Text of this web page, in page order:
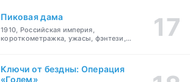
Пиковая дама
1910, Российская империя,
короткометражка, ужасы, фэнтези,
Ключи от бездны: Операция
«Голем»